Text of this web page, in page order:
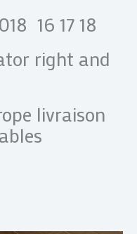
16 17 18
right and
livraison